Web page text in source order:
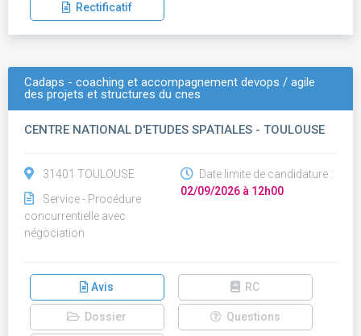
Rectificatif
Cadaps - coaching et accompagnement devops / agile
des projets et structures du cnes
CENTRE NATIONAL D'ETUDES SPATIALES - TOULOUSE
31401 TOULOUSE
Service - Procédure
concurrentielle avec
négociation
Date limite de candidature :
02/09/2026 à 12h00
Avis RC
Dossier Questions